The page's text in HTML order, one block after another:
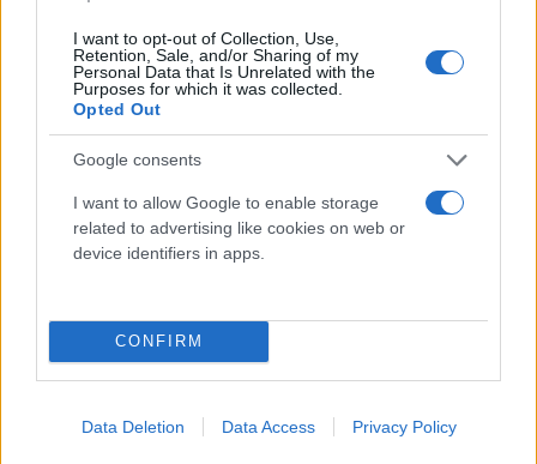
I want to opt-out of Collection, Use,
Retention, Sale, and/or Sharing of my
Personal Data that Is Unrelated with the
Purposes for which it was collected.
Opted Out
Google consents
I want to allow Google to enable storage
related to advertising like cookies on web or
device identifiers in apps.
CONFIRM
Data Deletion Data Access Privacy Policy
συμβαίνει εδώ και δύο ημέρες. Κάποτε
εργαζόμασταν εκεί πάνω 150 άτομα και βγάζαμε το
ψωμί μας. Δυστυχώς πλέον το έχουν εγκαταλείψει
και δεν ασχολούνται τόσο με αυτό, ενώ κάποτε
γινόταν χαμός από τους τουρίστες» αναφέρει στο
ThessToday.gr κάτοικος της περιοχής.
v=ZxJcerT6RnI&feature=emb_logo
«Μεγαλώσαμε εδώ, δουλέψαμε για να ταιζουμε τις
οικογένειές μας, είναι τρομερό αυτό που βλέπουμε.